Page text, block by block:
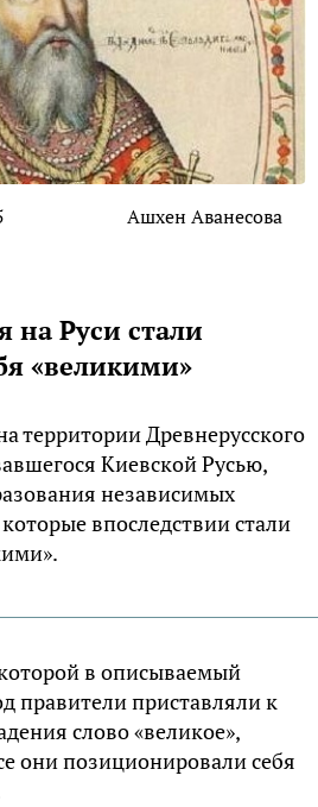
Ашхен Аванесова
на Руси стали
«великими»
территории Древнерусского
Киевской Русью,
независимых
впоследствии стали
в описываемый
правители приставляли к
слово «великое»,
они позиционировали себя